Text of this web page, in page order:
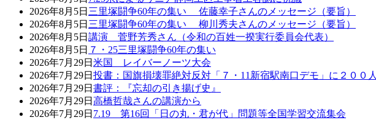
2026年8月5日 三里塚闘争60年の集い 佐藤幸子さんのメッセージ（要旨）
2026年8月5日 三里塚闘争60年の集い 柳川秀夫さんのメッセージ（要旨）
2026年8月5日 講演 菅野芳秀さん（令和の百姓一揆実行委員会代表）
2026年8月5日 ７・25三里塚闘争60年の集い
2026年7月29日 米国 レイバーノーツ大会
2026年7月29日 投書：国旗損壊罪絶対反対「７・11新宿駅南口デモ」に２００人
2026年7月29日 書評：『忘却の引き揚げ史』
2026年7月29日 高橋哲哉さんの講演から
2026年7月29日 7.19 第16回「日の丸・君が代」問題等全国学習交流集会